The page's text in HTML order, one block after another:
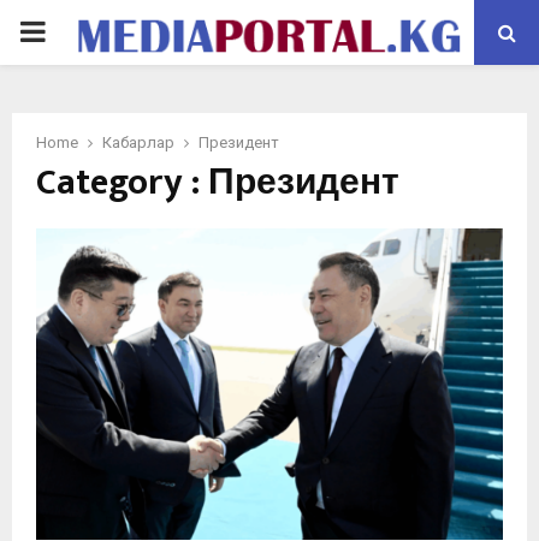
PRIMARY
Home Кабарлар Президент
Category : Президент